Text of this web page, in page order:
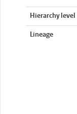
Hierarchy level
Lineage